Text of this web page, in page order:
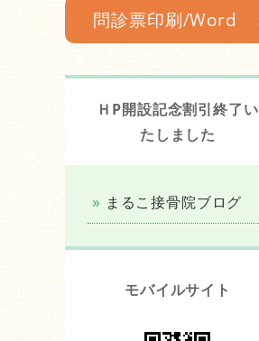
問診票印刷/Word
ＨP開設記念割引終了い
たしました
まるこ接骨院ブログ
モバイルサイト